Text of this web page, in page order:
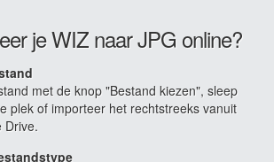
je WIZ naar JPG online?
met de knop "Bestand kiezen", sleep
plek of importeer het rechtstreeks vanuit
Drive.